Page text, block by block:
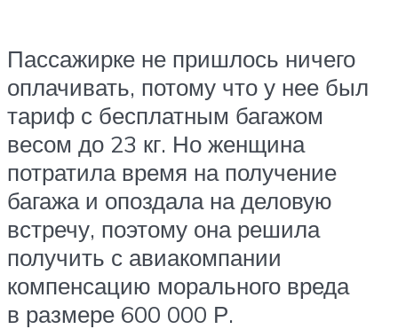
Пассажирке не пришлось ничего
оплачивать, потому что у нее был
тариф с бесплатным багажом
весом до 23 кг. Но женщина
потратила время на получение
багажа и опоздала на деловую
встречу, поэтому она решила
получить с авиакомпании
компенсацию морального вреда
в размере 600 000 Р.